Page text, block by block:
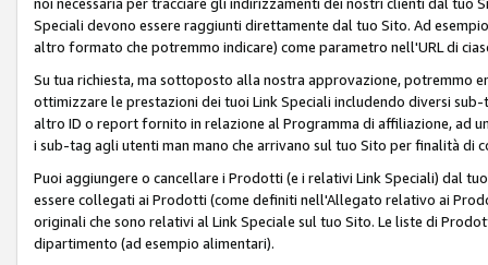
Speciali devono essere raggiunti direttamente dal tuo Sito. Ad
altro formato che potremmo indicare) come parametro nell'URL di
Su tua richiesta, ma sottoposto alla nostra approvazione,
ottimizzare le prestazioni dei tuoi Link Speciali includendo diversi sub-
altro ID o report fornito in relazione al Programma di affiliazione, ad
i sub-tag agli utenti man mano che arrivano sul tuo Sito per finalità
Puoi aggiungere o cancellare i Prodotti (e i relativi Link Speciali) dal
essere collegati ai Prodotti (come definiti nell'Allegato relativo ai
originali che sono relativi al Link Speciale sul tuo Sito. Le liste di
dipartimento (ad esempio alimentari).